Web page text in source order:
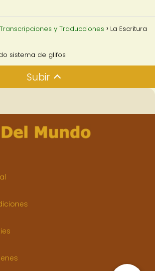
Transcripciones y Traducciones La Escritura
sistema de glifos
Subir